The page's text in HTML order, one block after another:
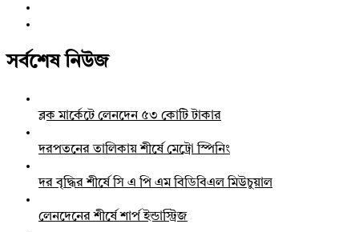
সর্বশেষ নিউজ
ব্লক মার্কেটে লেনদেন ৫৩ কোটি টাকার
দরপতনের তালিকায় শীর্ষে মেট্রো স্পিনিং
দর বৃদ্ধির শীর্ষে সি এ পি এম বিডিবিএল মিউচুয়াল
লেনদেনের শীর্ষে শার্প ইন্ডাস্ট্রিজ